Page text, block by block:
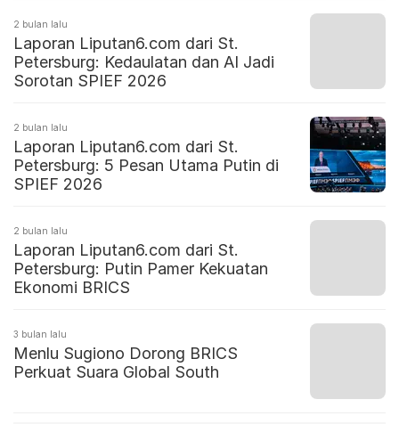
2 bulan lalu
Laporan Liputan6.com dari St.
Petersburg: Kedaulatan dan AI Jadi
Sorotan SPIEF 2026
2 bulan lalu
Laporan Liputan6.com dari St.
Petersburg: 5 Pesan Utama Putin di
SPIEF 2026
2 bulan lalu
Laporan Liputan6.com dari St.
Petersburg: Putin Pamer Kekuatan
Ekonomi BRICS
3 bulan lalu
Menlu Sugiono Dorong BRICS
Perkuat Suara Global South